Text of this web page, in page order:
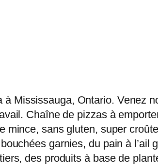
Mississauga, Ontario. Venez
Chaîne de pizzas à
mince, sans gluten, super
garnies, du pain à
des produits à base de